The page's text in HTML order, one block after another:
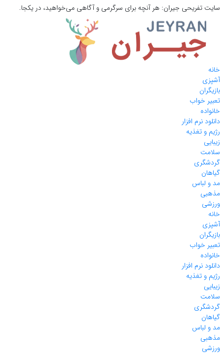
سایت تفریحی جیران: هر آنچه برای سرگرمی و آگاهی می‌خواهید، در یکجا.
خانه
آشپزی
بازیگران
تعبیر خواب
خانواده
دانلود نرم افزار
رژیم و تغذیه
زیبایی
سلامت
گردشگری
گیاهان
مد و لباس
مذهبی
ورزشی
خانه
آشپزی
بازیگران
تعبیر خواب
خانواده
دانلود نرم افزار
رژیم و تغذیه
زیبایی
سلامت
گردشگری
گیاهان
مد و لباس
مذهبی
ورزشی